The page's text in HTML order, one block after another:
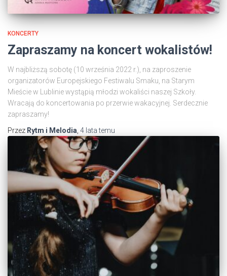
KONCERTY
Zapraszamy na koncert wokalistów!
W najbliższą sobotę (10 września 2022 r.), na zaproszenie
organizatorów Europejskiego Festiwalu Smaku, na Starym
Mieście w Lublinie wystąpią młodzi wokaliści naszej Szkoły.
Wracają do koncertowania po przerwie wakacyjnej. Serdecznie
zapraszamy!
Przez Rytm i Melodia 4 latatemu